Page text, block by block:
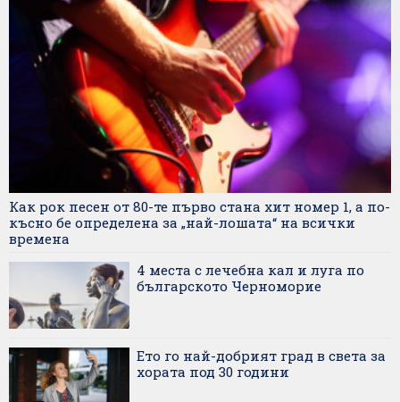
Как рок песен от 80-те първо стана хит номер 1, а по-
късно бе определена за „най-лошата“ на всички
времена
4 места с лечебна кал и луга по
българското Черноморие
Ето го най-добрият град в света за
хората под 30 години